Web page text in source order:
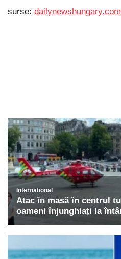
surse: dailynewshungary.com